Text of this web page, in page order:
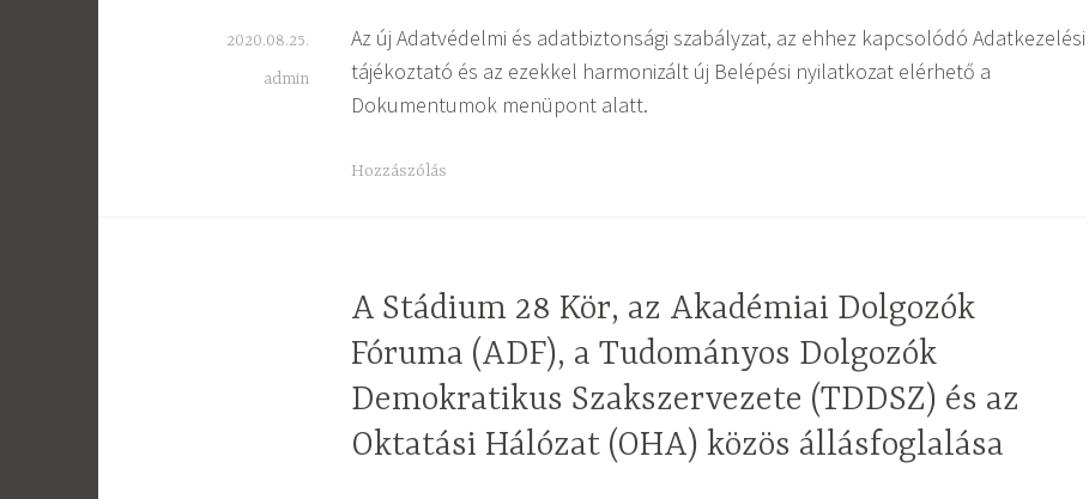
2020.08.25.
admin
Az új Adatvédelmi és adatbiztonsági szabályzat, az ehhez kapcsolódó Adatkezelési
tájékoztató és az ezekkel harmonizált új Belépési nyilatkozat elérhető a
Dokumentumok menüpont alatt.
Hozzászólás
A Stádium 28 Kör, az Akadémiai Dolgozók
Fóruma (ADF), a Tudományos Dolgozók
Demokratikus Szakszervezete (TDDSZ) és az
Oktatási Hálózat (OHA) közös állásfoglalása